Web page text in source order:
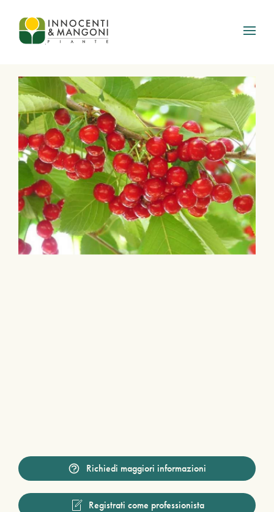
Skip to main content
Richiedi maggiori informazioni
Registrati come professionista